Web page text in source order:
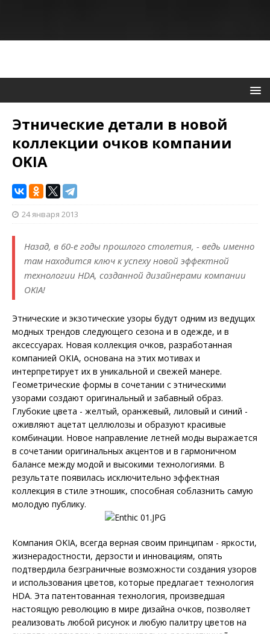
Этнические детали в новой
коллекции очков компании
OKIA
24 января 2013
Назад, в 60-е годы прошлого столетия, - ведь именно
там находится ключ к успеху новой эффектной
технологии HDA, созданной дизайнерами компании
OKIA!
Этнические и экзотические узоры будут одним из ведущих
модных трендов следующего сезона и в одежде, и в
аксессуарах. Новая коллекция очков, разработанная
компанией OKIA, основана на этих мотивах и
интерпретирует их в уникальной и свежей манере.
Геометрические формы в сочетании с этническими
узорами создают оригинальный и забавный образ.
Глубокие цвета - желтый, оранжевый, лиловый и синий -
оживляют ацетат целлюлозы и образуют красивые
комбинации. Новое направление летней моды выражается
в сочетании оригинальных акцентов и в гармоничном
балансе между модой и высокими технологиями. В
результате появилась исключительно эффектная
коллекция в стиле этношик, способная соблазнить самую
молодую публику.
Компания OKIA, всегда верная своим принципам - яркости,
жизнерадостности, дерзости и инновациям, опять
подтвердила безграничные возможности создания узоров
и использования цветов, которые предлагает технология
HDA. Эта патентованная технология, произведшая
настоящую революцию в мире дизайна очков, позволяет
реализовать любой рисунок и любую палитру цветов на